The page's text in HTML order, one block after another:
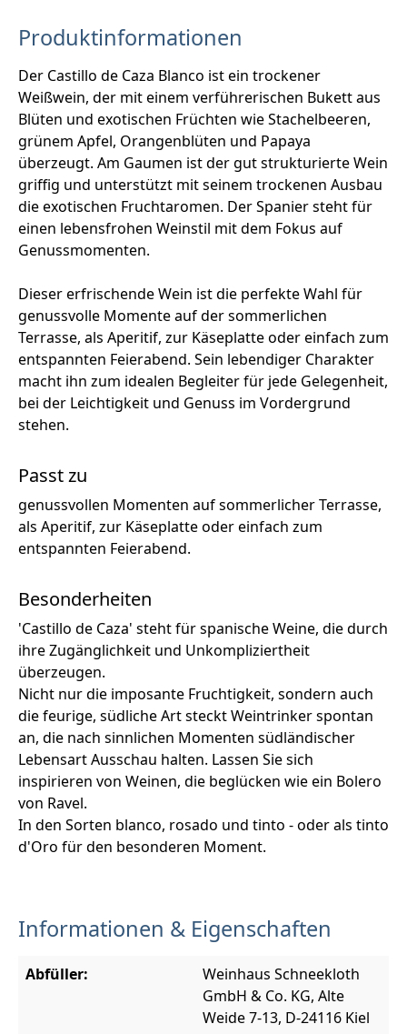
Produktinformationen
Der Castillo de Caza Blanco ist ein trockener
Weißwein, der mit einem verführerischen Bukett aus
Blüten und exotischen Früchten wie Stachelbeeren,
grünem Apfel, Orangenblüten und Papaya
überzeugt. Am Gaumen ist der gut strukturierte Wein
griffig und unterstützt mit seinem trockenen Ausbau
die exotischen Fruchtaromen. Der Spanier steht für
einen lebensfrohen Weinstil mit dem Fokus auf
Genussmomenten.
Dieser erfrischende Wein ist die perfekte Wahl für
genussvolle Momente auf der sommerlichen
Terrasse, als Aperitif, zur Käseplatte oder einfach zum
entspannten Feierabend. Sein lebendiger Charakter
macht ihn zum idealen Begleiter für jede Gelegenheit,
bei der Leichtigkeit und Genuss im Vordergrund
stehen.
Passt zu
genussvollen Momenten auf sommerlicher Terrasse,
als Aperitif, zur Käseplatte oder einfach zum
entspannten Feierabend.
Besonderheiten
'Castillo de Caza' steht für spanische Weine, die durch
ihre Zugänglichkeit und Unkompliziertheit
überzeugen.
Nicht nur die imposante Fruchtigkeit, sondern auch
die feurige, südliche Art steckt Weintrinker spontan
an, die nach sinnlichen Momenten südländischer
Lebensart Ausschau halten. Lassen Sie sich
inspirieren von Weinen, die beglücken wie ein Bolero
von Ravel.
In den Sorten blanco, rosado und tinto - oder als tinto
d'Oro für den besonderen Moment.
Informationen & Eigenschaften
Abfüller:
Weinhaus Schneekloth
GmbH & Co. KG, Alte
Weide 7-13, D-24116 Kiel